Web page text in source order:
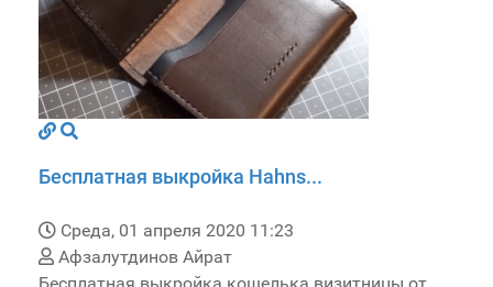
Бесплатная выкройка Hahns...
Среда, 01 апреля 2020 11:23
Афзалутдинов Айрат